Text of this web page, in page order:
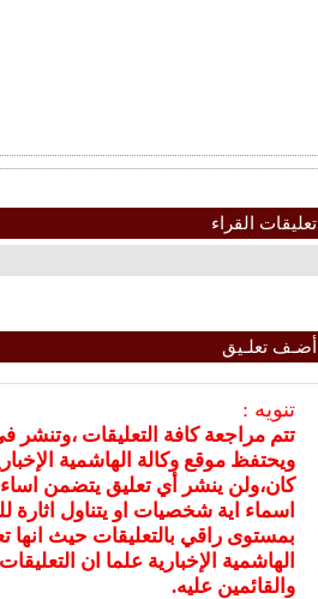
تعليقات القراء
أضـف تعلـيق
تنويه :
تتم مراجعة كافة التعليقات
ويحتفظ موقع وكالة الهاشمية
كان،ولن ينشر أي تعليق يتضمن
اسماء اية شخصيات او يتناول اثارة
بمستوى راقي بالتعليقات حيث انها
الهاشمية الإخبارية علما ان
والقائمين عليه.